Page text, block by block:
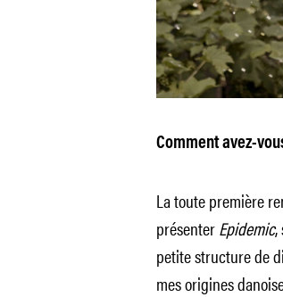
Comment avez-
La toute première
présenterEpidemic,
petite structure de
mes origines